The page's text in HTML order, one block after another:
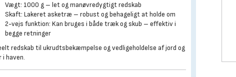
Vægt: 1000 g – let og manøvredygtigt redskab
Skaft: Lakeret asketræ – robust og behageligt at holde om
2-vejs funktion: Kan bruges i både træk og skub – effektiv i
begge retninger
redskab til ukrudtsbekæmpelse og vedligeholdelse af jord og
i haven.